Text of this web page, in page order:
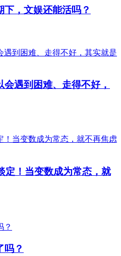
，文娱还能活吗？
遇到困难、走得不好，
定！当变数成为常态，就
吗？